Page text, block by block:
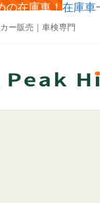
の在庫車！在庫車
ー販売｜車検専門